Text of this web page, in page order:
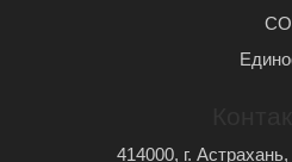
414000, г.